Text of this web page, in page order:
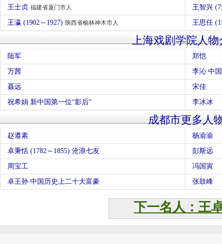
王士贞 福建省厦门市人 王智兴
王瀛 (1902～1927) 陕西省榆林神木市人 王思任
上海戏剧学院人物
陆军 郑恺
万茜 李沁 中
聂远 宋佳
祝希娟 新中国第一位“影后” 李冰冰
成都市更多人
赵遵素 杨渝渝
卓秉恬 (1782～1855) 沧浪七友 彭斯远
周宝工 冯国寅
卓王孙 中国历史上二十大富豪 张鼓峰
下一名人：王